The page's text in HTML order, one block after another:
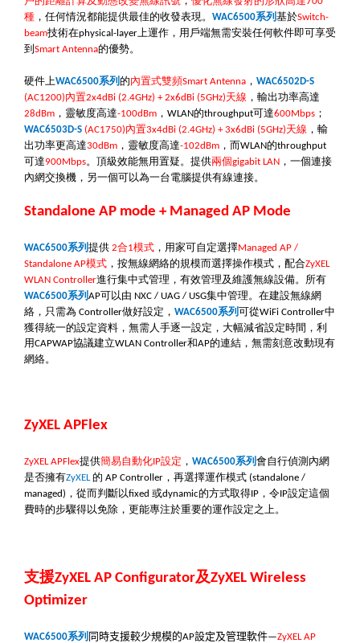
種 ，任何情況都能提供最佳的收發表現。 WAC6500系列基於Switch-
beam技術在physical-layer上運作，用戶端無需安裝任何軟件即可享受
到Smart Antenna的優勢。
硬件上WAC6500系列的內置式雙頻Smart Antenna ， WAC6502D-S
(AC1200)內置2x4dBi (2.4GHz) + 2x6dBi (5GHz)天線 ，輸出功率高達
28dBm ，靈敏度高達-100dBm ， WLAN的throughput可達600Mbps ；
WAC6503D-S (AC1750)內置3x4dBi (2.4GHz) + 3x6dBi (5GHz)天線 ，輸
出功率更高達30dBm ， 靈敏度高達-102dBm ，而WLAN的throughput
可達900Mbps。頂級效能無用置疑。提供兩個gigabit LAN ，一個連接
內網交換機，另一個可以為一台電腦提供有線連接。
Standalone AP mode + Managed AP Mode
WAC6500系列提供 2合1模式 ，用家可自定選擇Managed AP /
Standalone AP模式 ，按無線網絡的規模而選擇操作模式，配合ZyXEL
WLAN Controller進行集中式管理，有效管理及維護無線設備。所有
WAC6500系列AP可以由 NXC / UAG / USG集中管理。在建設無線網
絡，只需為 Controller做好設定， WAC6500系列可從WiFi Controller中
獲得統一的設定資料 ，無需人手逐一設定，大幅減省設定時間，利
用CAPWAP協議建立WLAN Controller和AP的連結，無需刻意改動現有
網絡。
ZyXEL APFlex
ZyXEL APFlex提供簡易自動化IP設定 ， WAC6500系列會自行偵測內網
是否擁有ZyXEL 的 AP Controller ，再選擇運作模式 (standalone /
managed) ，從而判斷以fixed 或dynamic的方式取得IP ，令IP設定這個
費時的步驟得以免除，更能專注於重要的運作設定之上。
支援ZyXEL AP Configurator及ZyXEL Wireless
Optimizer
WAC6500系列同時支援較少規模的AP設定及管理軟件—ZyXEL AP